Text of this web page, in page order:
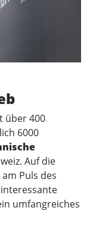
über 400
6000
Auf die
Puls des
umfangreiches